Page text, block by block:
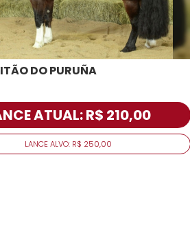
DO PURUÑA
ATUAL: R$ 210,00
LANCE ALVO: R$ 250,00